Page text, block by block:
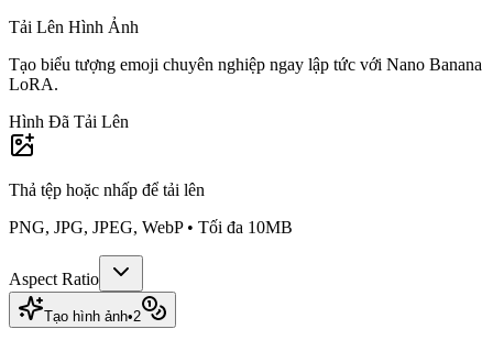
Tải Lên Hình Ảnh
Tạo biểu tượng emoji chuyên nghiệp ngay lập tức với Nano Banana
LoRA.
Hình Đã Tải Lên
Thả tệp hoặc nhấp để tải lên
PNG, JPG, JPEG, WebP • Tối đa 10MB
Aspect Ratio
Tạo hình ảnh•2